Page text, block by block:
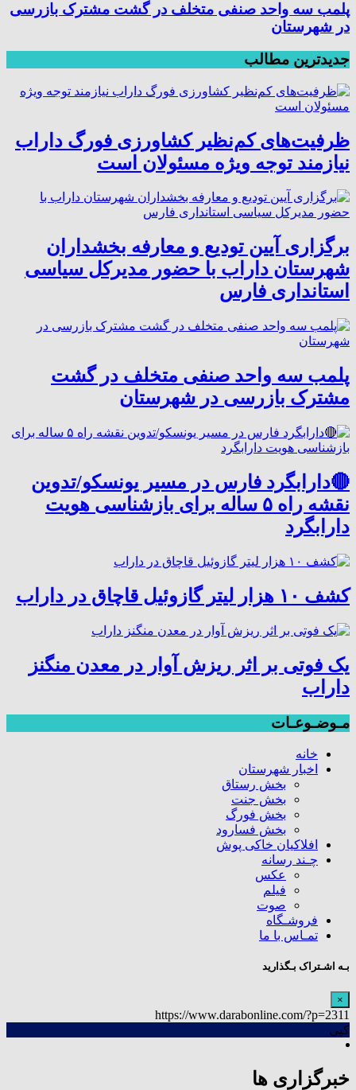
پلمب سه واحد صنفی متخلف در گشت مشترک بازرسی
در شهرستان
جدیدترین مطالب
ظرفیت‌های کم‌نظیر کشاورزی فورگ داراب
نیازمند توجه ویژه مسئولان است
برگزاری آیین تودیع و معارفه بخشداران
شهرستان داراب با حضور مدیرکل سیاسی
استانداری فارس
پلمب سه واحد صنفی متخلف در گشت
مشترک بازرسی در شهرستان
🔴دارابگرد فارس در مسیر یونسکو/تدوین
نقشه راه ۵ ساله برای بازشناسی هویت
دارابگرد
کشف ۱۰ هزار لیتر گازوئیل قاچاق در داراب
یک فوتی بر اثر ریزش آوار در معدن منگنز
داراب
مـوضـوعـات
خانه
اخبار شهرستان
بخش رستاق
بخش جنت
بخش فورگ
بخش فسارود
افلاکیان خاکی پوش
چـند رسانه
عکس
فیلم
صوت
فروشـگاه
تمـاس با ما
بـه اشـتراک بـگذارید
×
https://www.darabonline.com/?p=2311
کپی
خبرگزاری ها